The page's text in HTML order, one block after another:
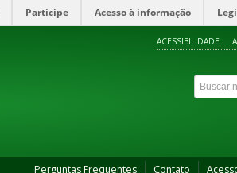
Participe Acesso à informação
ACESSIBILIDADE
Perguntas Frequentes Contato